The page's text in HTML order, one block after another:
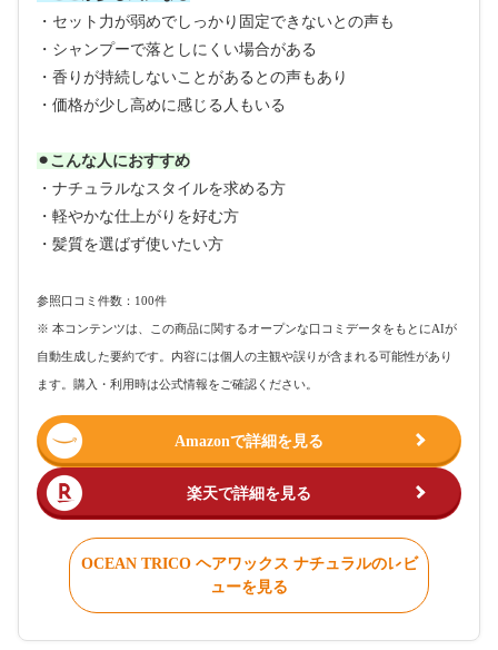
・セット力が弱めでしっかり固定できないとの声も
・シャンプーで落としにくい場合がある
・香りが持続しないことがあるとの声もあり
・価格が少し高めに感じる人もいる
⚫︎こんな人におすすめ
・ナチュラルなスタイルを求める方
・軽やかな仕上がりを好む方
・髪質を選ばず使いたい方
参照口コミ件数：100件
※ 本コンテンツは、この商品に関するオープンな口コミデータをもとにAIが
自動生成した要約です。内容には個人の主観や誤りが含まれる可能性があり
ます。購入・利用時は公式情報をご確認ください。
Amazonで詳細を見る
楽天で詳細を見る
OCEAN TRICO ヘアワックス ナチュラルのレビ
ューを見る